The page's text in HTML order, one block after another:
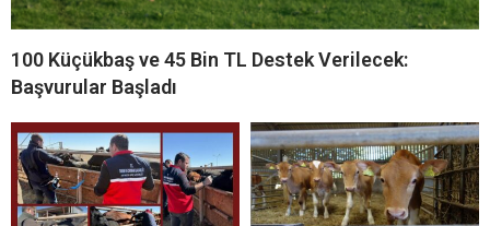
100 Küçükbaş ve 45 Bin TL Destek Verilecek:
Başvurular Başladı